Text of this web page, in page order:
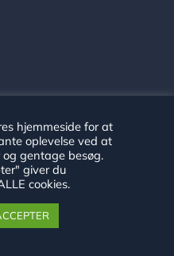
hjemmeside for at
oplevelse ved at
gentage besøg.
giver du
cookies.